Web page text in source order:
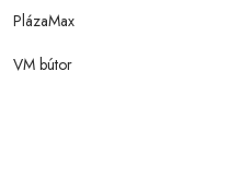
PlázaMax
VM bútor